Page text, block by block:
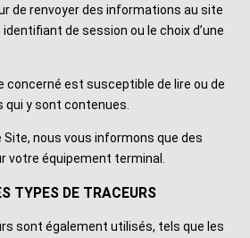
de renvoyer des informations au site
identifiant de session ou le choix d’une
concerné est susceptible de lire ou de
y sont contenues.
Site, nous vous informons que des
votre équipement terminal.
TYPES DE TRACEURS
sont également utilisés, tels que les